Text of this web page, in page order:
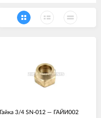
Гайка 3/4 SN-012 — ГАЙИ002